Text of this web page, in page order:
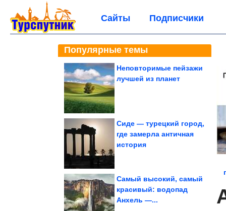
Сайты Подписчики
Популярные темы
Неповторимые пейзажи
лучшей из планет
Сиде — турецкий город,
где замерла античная
история
Самый высокий, самый
красивый: водопад
Анхель —...